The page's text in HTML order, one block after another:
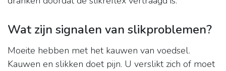
Wat zijn signalen van slikproblemen?
Moeite hebben met het kauwen van voedsel.
Kauwen en slikken doet pijn. U verslikt zich of moet